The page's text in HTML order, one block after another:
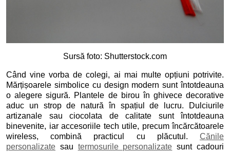
Sursă foto: Shutterstock.com
Când vine vorba de colegi, ai mai multe opțiuni potrivite.
Mărțișoarele simbolice cu design modern sunt întotdeauna
o alegere sigură. Plantele de birou în ghivece decorative
aduc un strop de natură în spațiul de lucru. Dulciurile
artizanale sau ciocolata de calitate sunt întotdeauna
binevenite, iar accesoriile tech utile, precum încărcătoarele
wireless, combină practicul cu plăcutul. Cănile
personalizate sau termosurile personalizate sunt cadouri